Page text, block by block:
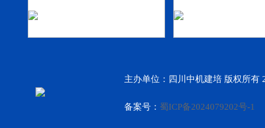
主办单位：四川中机建培 版权所有
备案号： 蜀ICP备2024079202号-1